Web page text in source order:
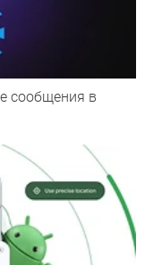
сообщения в